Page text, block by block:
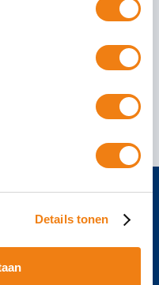
Details tonen
WAB-special. In